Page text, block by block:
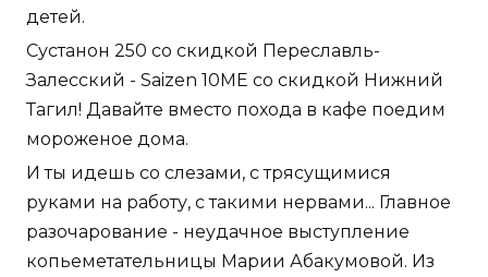
детей.
Сустанон 250 со скидкой Переславль-
Залесский - Saizen 10ME со скидкой Нижний
Тагил! Давайте вместо похода в кафе поедим
мороженое дома.
И ты идешь со слезами, с трясущимися
руками на работу, с такими нервами... Главное
разочарование - неудачное выступление
копьеметательницы Марии Абакумовой. Из